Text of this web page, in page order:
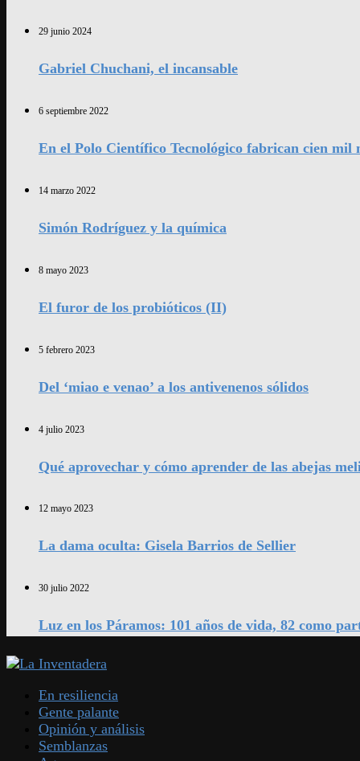
29 junio 2024
Gabriel Chuchani, el incansable
6 septiembre 2022
En el Polo Científico Tecnológico fabrican cien mil
14 marzo 2022
Simón Rodríguez y la química
8 mayo 2023
El furor de los probióticos (II)
5 febrero 2023
Del ‘miao e venao’ a los antivenenos sólidos
4 julio 2023
Qué aprovechar y cómo aprender de las abejas
12 mayo 2023
La dama oculta: Gisela Barrios de Sellier
30 julio 2022
Luz en los Páramos: 101 años de vida, 82 como
En resiliencia
Gente palante
Opinión y análisis
Semblanzas